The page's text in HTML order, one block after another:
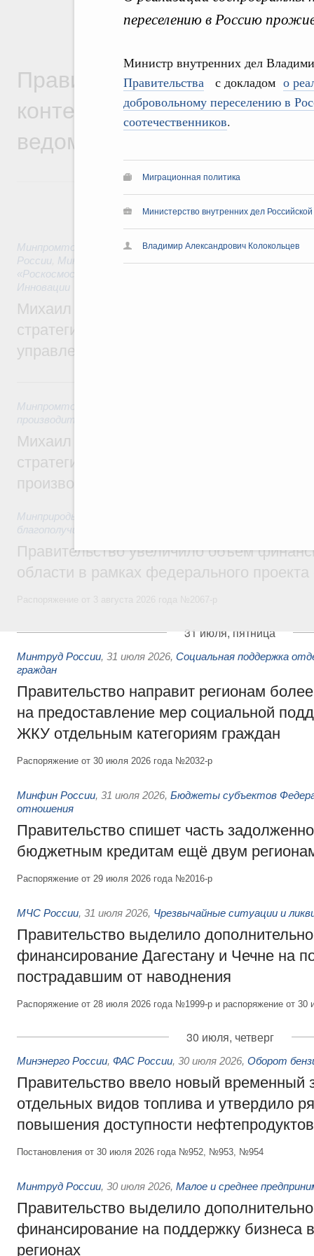
переселению в Россию
Министр внутренних дел
Правительства с докладом о
добровольному переселению в
соотечественников.
Миграционная политика
Министерство внутренних дел
Владимир Александрович Колокольцев
Правительственная
контексте работы
ведомств
Минпромторг России,Минфин России,
России Минсельхоз России,Минэнерго России,Минтранс
«Роскосмос»
Инновации
Михаил Мишустин дал поручения по
стратегической сессии о
управления научно-технологическим
Минпромторг России
производительности труда и поддержки занятости
Михаил Мишустин дал поручения по
стратегической сессии, посвящённой
производительности труда
Минприроды России
благополучие»
Правительство увеличило объём
области в рамках федерального
31 июля, пятница
Минтруд России, 31 июля 2026, Социальная поддержка
граждан
Правительство направит регионам
на предоставление мер социальной
ЖКУ отдельным категориям граждан
Распоряжение от 30 июля 2026 года №2032-р
Минфин России, 31 июля 2026, Бюджеты субъектов
отношения
Правительство спишет часть
бюджетным кредитам ещё двум
Распоряжение от 29 июля 2026 года №2016-р
МЧС России, 31 июля 2026, Чрезвычайные ситуации и
Правительство выделило
финансирование Дагестану и Чечне на
пострадавшим от наводнения
Распоряжение от 28 июля 2026 года №1999-р и распоряжение от
30 июля, четверг
Минэнерго России, ФАС России, 30 июля 2026, Оборот
Правительство ввело новый временный
отдельных видов топлива и утвердило
повышения доступности нефтепродуктов
Постановления от 30 июля 2026 года №952, №953, №954
Минтруд России, 30 июля 2026, Малое и среднее
Правительство выделило
финансирование на поддержку бизнеса
регионах